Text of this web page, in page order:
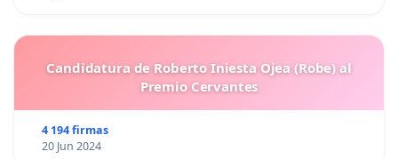
Candidatura de Roberto Iniesta Ojea (Robe) al
Premio Cervantes
4 194 firmas
20 Jun 2024